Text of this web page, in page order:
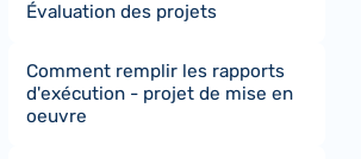
Évaluation des projets
Comment remplir les rapports
d'exécution - projet de mise en
oeuvre